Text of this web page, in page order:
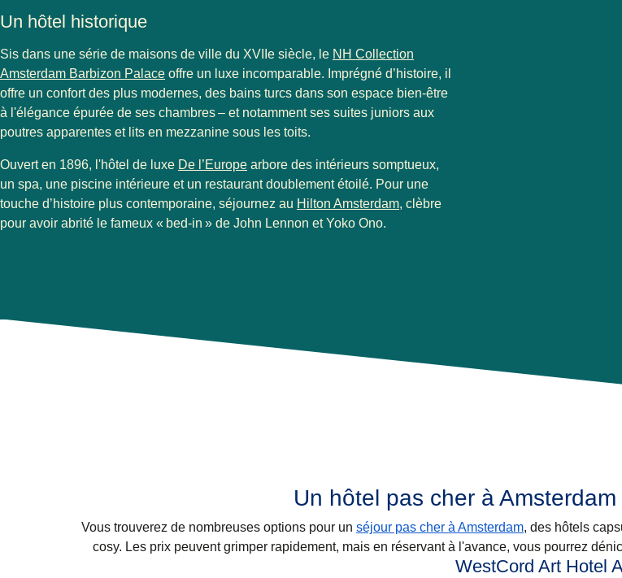
Un hôtel historique
Sis dans une série de maisons de ville du XVIIe siècle, le NH Collection
Amsterdam Barbizon Palace offre un luxe incomparable. Imprégné d’histoire, il
offre un confort des plus modernes, des bains turcs dans son espace bien-être
à l'élégance épurée de ses chambres – et notamment ses suites juniors aux
poutres apparentes et lits en mezzanine sous les toits.
Ouvert en 1896, l'hôtel de luxe De l’Europe arbore des intérieurs somptueux,
un spa, une piscine intérieure et un restaurant doublement étoilé. Pour une
touche d’histoire plus contemporaine, séjournez au Hilton Amsterdam, clèbre
pour avoir abrité le fameux « bed-in » de John Lennon et Yoko Ono.
Un hôtel pas cher à Amsterdam
Vous trouverez de nombreuses options pour un séjour pas cher à Amsterdam, des hôtels
cosy. Les prix peuvent grimper rapidement, mais en réservant à l'avance, vous pourrez
WestCord Art Hotel